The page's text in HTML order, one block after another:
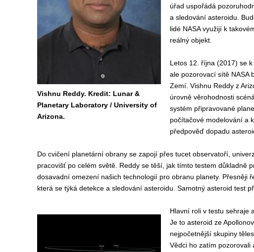
Vishnu Reddy. Kredit: Lunar &
Planetary Laboratory / University of
Arizona.
úřad uspořádá
a sledování asteroidu.
lidé NASA využijí k
reálný objekt.
Letos 12. října (2017) se
ale pozorovací sítě NASA
Zemí. Vishnu Reddy z
úrovně věrohodnosti
systém připravované
počítačové modelování a
předpověď dopadu
Do cvičení planetární obrany se zapojí přes tucet observatoří,
pracovišť po celém světě. Reddy se těší, jak tímto testem důkladně
dosavadní omezení našich technologií pro obranu planety. Přesněji
která se týká detekce a sledování asteroidu. Samotný asteroid test
Hlavní roli v testu sehraje
Je to asteroid ze
nejpočetnější skupiny
Vědci ho zatím pozorovali